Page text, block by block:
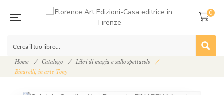
0
Home Catalogo
Libri di magia e sullo spettacolo
Binarelli, in arte Tony